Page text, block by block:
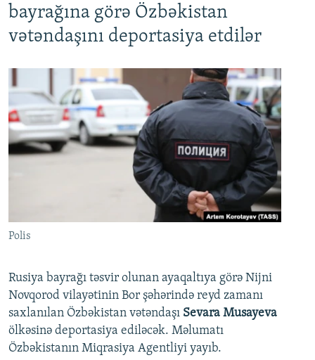
bayrağına görə Özbəkistan
vətəndaşını deportasiya etdilər
Polis
Rusiya bayrağı təsvir olunan ayaqaltıya görə Nijni
Novqorod vilayətinin Bor şəhərində reyd zamanı
saxlanılan Özbəkistan vətəndaşı Sevara Musayeva
ölkəsinə deportasiya ediləcək. Məlumatı
Özbəkistanın Miqrasiya Agentliyi yayıb.